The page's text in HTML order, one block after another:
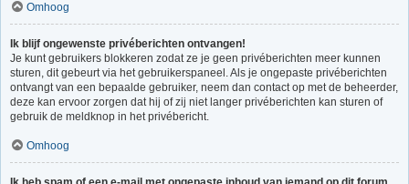
Omhoog
Ik blijf ongewenste privéberichten ontvangen!
Je kunt gebruikers blokkeren zodat ze je geen privéberichten meer kunnen
sturen, dit gebeurt via het gebruikerspaneel. Als je ongepaste privéberichten
ontvangt van een bepaalde gebruiker, neem dan contact op met de beheerder,
deze kan ervoor zorgen dat hij of zij niet langer privéberichten kan sturen of
gebruik de meldknop in het privébericht.
Omhoog